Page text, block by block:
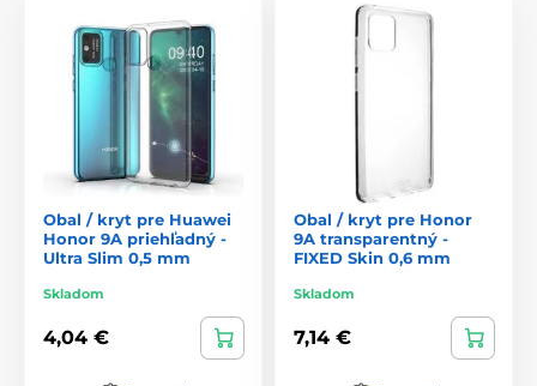
Obal / kryt pre Huawei
Honor 9A priehľadný -
Ultra Slim 0,5 mm
Skladom
4,04 €
Obal / kryt pre Honor
9A transparentný -
FIXED Skin 0,6 mm
Skladom
7,14 €